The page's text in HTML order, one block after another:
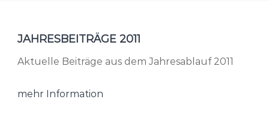
JAHRESBEITRÄGE 2011
Aktuelle Beiträge aus dem Jahresablauf 2011
mehr Information